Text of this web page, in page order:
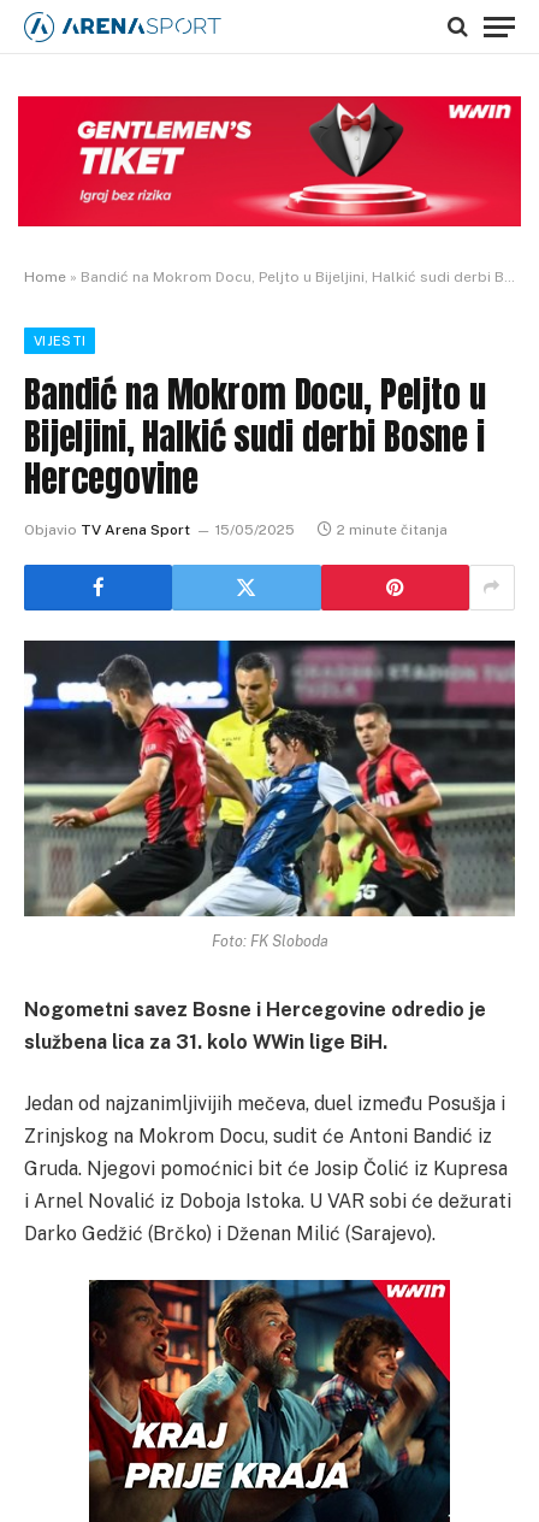
Home » Bandić na Mokrom Docu, Peljto u Bijeljini, Halkić sudi derbi Bosne i Hercegovine
VIJESTI
Bandić na Mokrom Docu, Peljto u
Bijeljini, Halkić sudi derbi Bosne i
Hercegovine
Objavio TV Arena Sport 15/05/2025 2 minute čitanja
Foto: FK Sloboda
Nogometni savez Bosne i Hercegovine odredio je
službena lica za 31. kolo WWin lige BiH.
Jedan od najzanimljivijih mečeva, duel između Posušja i
Zrinjskog na Mokrom Docu, sudit će Antoni Bandić iz
Gruda. Njegovi pomoćnici bit će Josip Čolić iz Kupresa
i Arnel Novalić iz Doboja Istoka. U VAR sobi će dežurati
Darko Gedžić (Brčko) i Dženan Milić (Sarajevo).